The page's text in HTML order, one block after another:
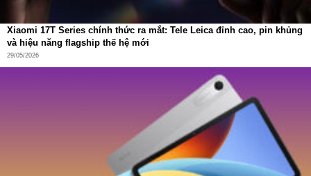
Xiaomi 17T Series chính thức ra mắt: Tele Leica đỉnh cao, pin khủng
và hiệu năng flagship thế hệ mới
29/05/2026